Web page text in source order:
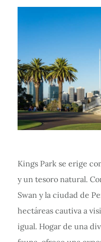
Kings Park se erige
y un tesoro natural.
Swan y la ciudad de
hectáreas cautiva a
igual. Hogar de una